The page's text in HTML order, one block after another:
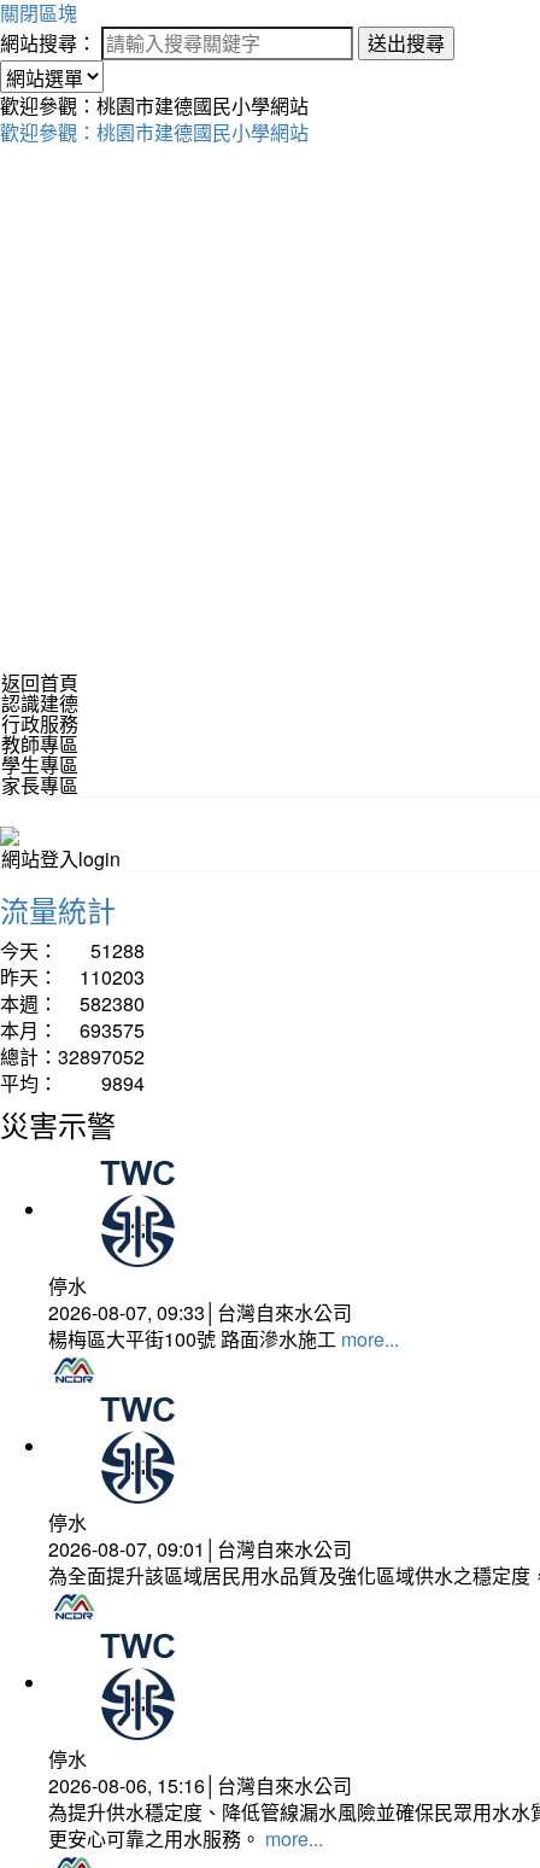
關閉區塊
網站搜尋：
送出搜尋
歡迎參觀：桃園市建德國民小學網站
歡迎參觀：桃園市建德國民小學網站
返回首頁
認識建德
行政服務
教師專區
學生專區
家長專區
網站登入login
流量統計
今天：
51288
昨天：
110203
本週：
582380
本月：
693575
總計： 32897052
平均：
9894
災害示警
停水
2026-08-07, 09:33│台灣自來水公司
楊梅區大平街100號 路面滲水施工 more...
停水
2026-08-07, 09:01│台灣自來水公司
為全面提升該區域居民用水品質及強化區域供水之穩定
停水
2026-08-06, 15:16│台灣自來水公司
為提升供水穩定度、降低管線漏水風險並確保民眾用水
更安心可靠之用水服務。 more...